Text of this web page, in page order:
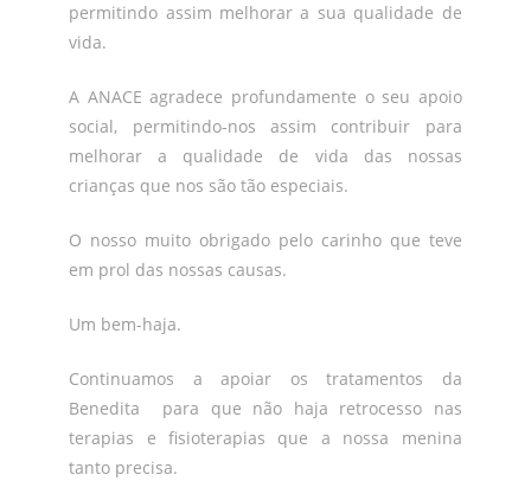
permitindo assim melhorar a sua qualidade de
vida.
A ANACE agradece profundamente o seu apoio
social, permitindo-nos assim contribuir para
melhorar a qualidade de vida das nossas
crianças que nos são tão especiais.
O nosso muito obrigado pelo carinho que teve
em prol das nossas causas.
Um bem-haja.
Continuamos a apoiar os tratamentos da
Benedita para que não haja retrocesso nas
terapias e fisioterapias que a nossa menina
tanto precisa.